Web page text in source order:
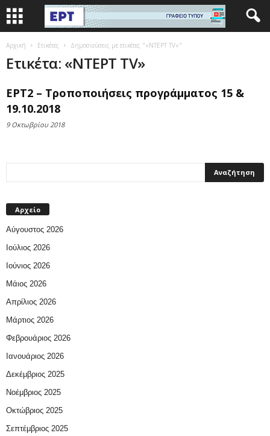
Αρχική Ετικέτες Δημοσιεύσεις με ετικέτες "«ΝΤΕΡΤ TV»"
Ετικέτα: «ΝΤΕΡΤ TV»
ΕΡΤ2 – Τροποποιήσεις προγράμματος 15 &
19.10.2018
9 Οκτωβρίου 2018
Αρχείο
Αύγουστος 2026
Ιούλιος 2026
Ιούνιος 2026
Μάιος 2026
Απρίλιος 2026
Μάρτιος 2026
Φεβρουάριος 2026
Ιανουάριος 2026
Δεκέμβριος 2025
Νοέμβριος 2025
Οκτώβριος 2025
Σεπτέμβριος 2025